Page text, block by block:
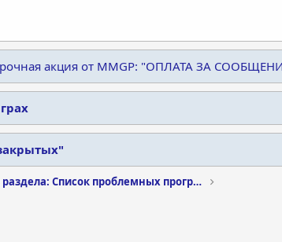
акция от MMGP: "ОПЛАТА ЗА
Архив раздела: Список проблемных программ